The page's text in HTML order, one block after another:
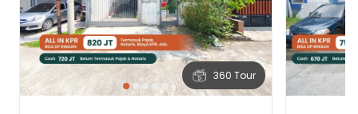
17 Menit ke Terminal Balaraja Grogol
21 Menit ke Terminal Trans Citra Raya
360 Tour